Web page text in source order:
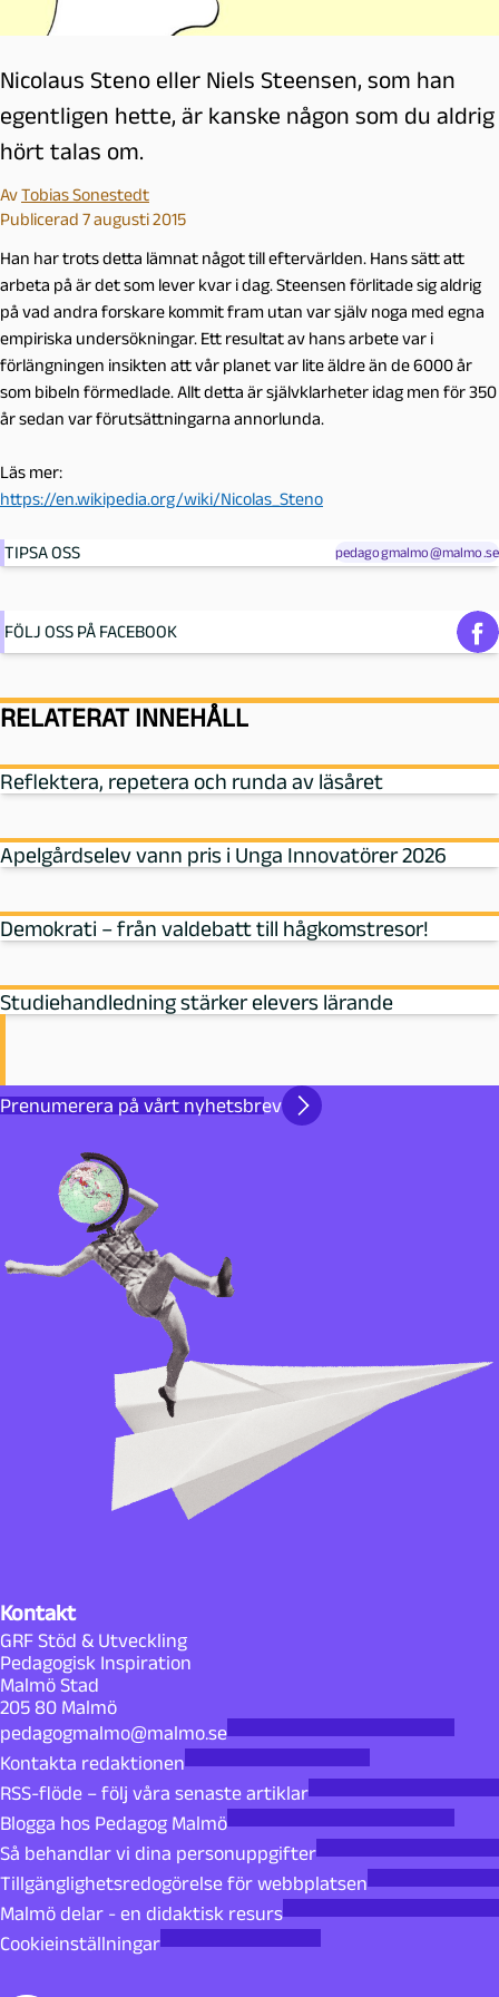
Nicolaus Steno eller Niels Steensen, som han
egentligen hette, är kanske någon som du aldrig
hört talas om.
AvTobias Sonestedt
Publicerad 7 augusti 2015
Han har trots detta lämnat något till eftervärlden. Hans sätt att
arbeta på är det som lever kvar i dag. Steensen förlitade sig aldrig
på vad andra forskare kommit fram utan var själv noga med egna
empiriska undersökningar. Ett resultat av hans arbete var i
förlängningen insikten att vår planet var lite äldre än de 6000 år
som bibeln förmedlade. Allt detta är självklarheter idag men för 350
år sedan var förutsättningarna annorlunda.
Läs mer:
https://en.wikipedia.org/wiki/Nicolas_Steno
TIPSA OSS pedagogmalmo@malmo.se
FÖLJ OSS PÅ FACEBOOK
RELATERAT INNEHÅLL
Reflektera, repetera och runda av läsåret
Apelgårdselev vann pris i Unga Innovatörer 2026
Demokrati – från valdebatt till hågkomstresor!
Studiehandledning stärker elevers lärande
Prenumerera på vårt nyhetsbrev
Kontakt
GRF Stöd & Utveckling
Pedagogisk Inspiration
Malmö Stad
205 80 Malmö
pedagogmalmo@malmo.se
Kontakta redaktionen
RSS-flöde – följ våra senaste artiklar
Blogga hos Pedagog Malmö
Så behandlar vi dina personuppgifter
Tillgänglighetsredogörelse för webbplatsen
Malmö delar - en didaktisk resurs
Cookieinställningar